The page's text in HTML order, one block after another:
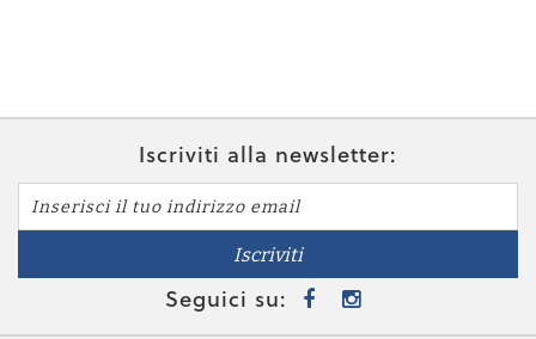
Iscriviti alla newsletter:
Iscriviti
Seguici su: